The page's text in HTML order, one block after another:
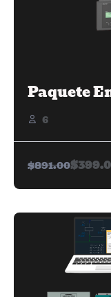
Paquete
6
$891.00$